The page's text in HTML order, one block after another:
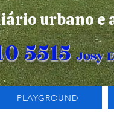
urbano e
5515Josy
PLAYGROUND